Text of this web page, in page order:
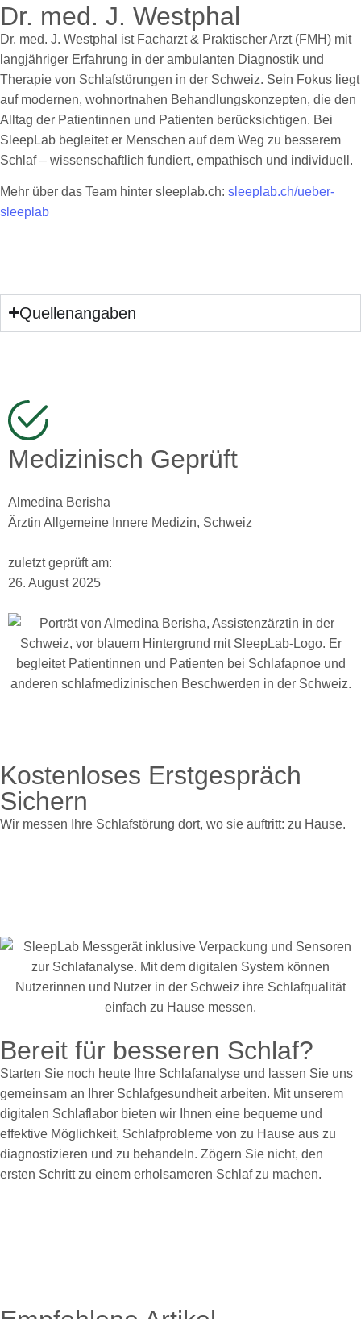
Dr. med. J. Westphal
Dr. med. J. Westphal ist Facharzt & Praktischer Arzt (FMH) mit
langjähriger Erfahrung in der ambulanten Diagnostik und
Therapie von Schlafstörungen in der Schweiz. Sein Fokus liegt
auf modernen, wohnortnahen Behandlungskonzepten, die den
Alltag der Patientinnen und Patienten berücksichtigen. Bei
SleepLab begleitet er Menschen auf dem Weg zu besserem
Schlaf – wissenschaftlich fundiert, empathisch und individuell.
Mehr über das Team hinter sleeplab.ch: sleeplab.ch/ueber-
sleeplab
Quellenangaben
Medizinisch Geprüft
Almedina Berisha
Ärztin Allgemeine Innere Medizin, Schweiz
zuletzt geprüft am:
26. August 2025
Kostenloses Erstgespräch
Sichern
Wir messen Ihre Schlafstörung dort, wo sie auftritt: zu Hause.
Bereit für besseren Schlaf?
Starten Sie noch heute Ihre Schlafanalyse und lassen Sie uns
gemeinsam an Ihrer Schlafgesundheit arbeiten. Mit unserem
digitalen Schlaflabor bieten wir Ihnen eine bequeme und
effektive Möglichkeit, Schlafprobleme von zu Hause aus zu
diagnostizieren und zu behandeln. Zögern Sie nicht, den
ersten Schritt zu einem erholsameren Schlaf zu machen.